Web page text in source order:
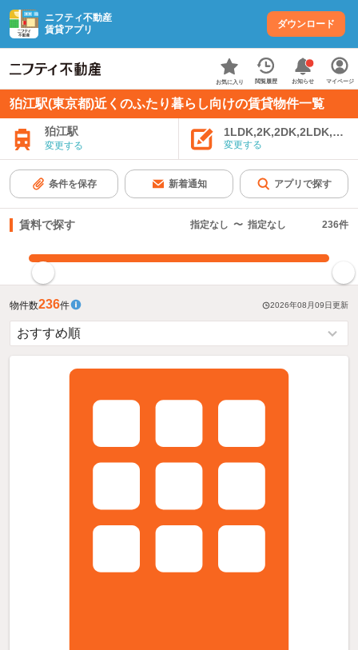
ニフティ不動産
賃貸アプリ
ダウンロード
お気に入り 閲覧履歴 お知らせ マイページ
狛江駅(東京都)近くのふたり暮らし向けの賃貸物件一覧
狛江駅
変更する 変更する
条件を保存 新着通知 アプリで探す
賃料で探す 指定なし 〜 指定なし 236件
物件数236件 2026年08月09日更新